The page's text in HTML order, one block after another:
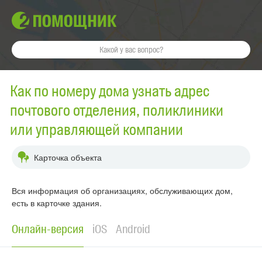
Как по номеру дома узнать адрес
почтового отделения, поликлиники
или управляющей компании
Карточка объекта
Вся информация об организациях, обслуживающих дом,
есть в карточке здания.
Онлайн-версия iOS Android